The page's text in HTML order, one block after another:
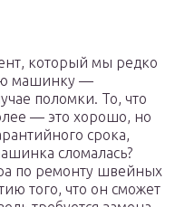
который мы редко
машинку —
поломки. То, что
— это хорошо, но
срока,
сломалась?
по ремонту швейных
того, что он сможет